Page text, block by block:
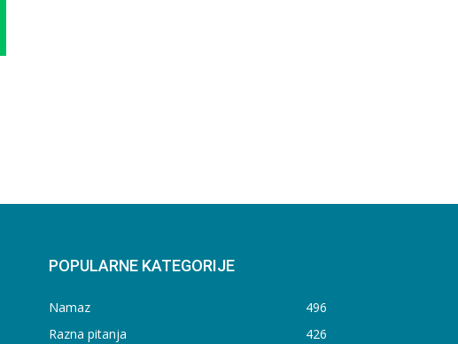
POPULARNE KATEGORIJE
Namaz
496
Razna pitanja
426